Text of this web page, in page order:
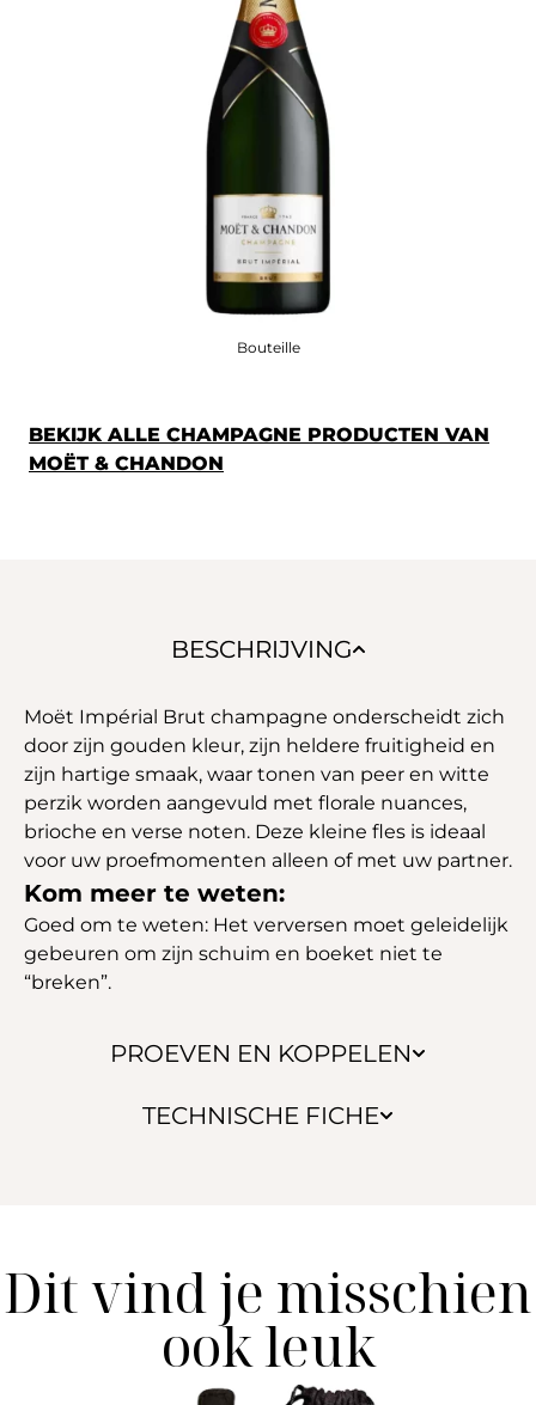
Bouteille
BEKIJK ALLE CHAMPAGNE PRODUCTEN VAN
MOËT & CHANDON
BESCHRIJVING
PROEVEN EN KOPPELEN
TECHNISCHE FICHE
Moët Impérial Brut champagne onderscheidt zich
door zijn gouden kleur, zijn heldere fruitigheid en
zijn hartige smaak, waar tonen van peer en witte
perzik worden aangevuld met florale nuances,
brioche en verse noten. Deze kleine fles is ideaal
voor uw proefmomenten alleen of met uw partner.
Kom meer te weten:
Goed om te weten: Het verversen moet geleidelijk
gebeuren om zijn schuim en boeket niet te
“breken”.
Dit vind je misschien
ook leuk